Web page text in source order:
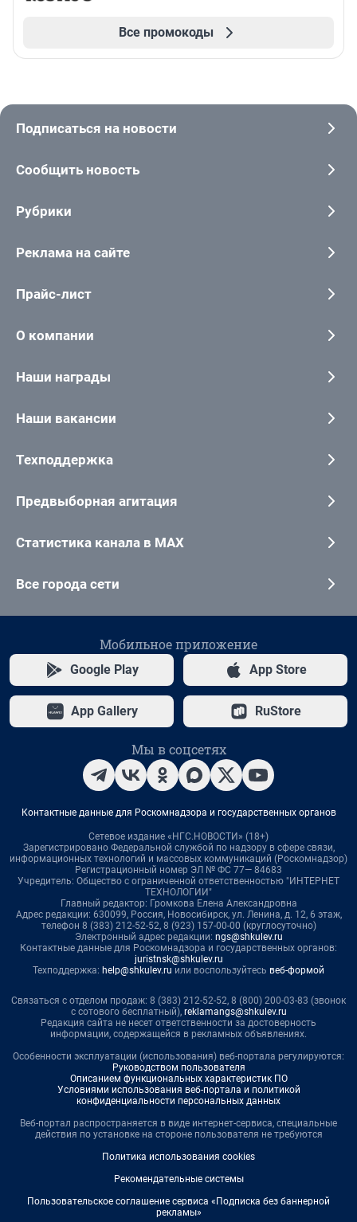
Все промокоды
Подписаться на новости
Сообщить новость
Рубрики
Реклама на сайте
Прайс-лист
О компании
Наши награды
Наши вакансии
Техподдержка
Предвыборная агитация
Статистика канала в MAX
Все города сети
Мобильное приложение
Google Play App Store
App Gallery RuStore
Мы в соцсетях
Контактные данные для Роскомнадзора и государственных органов
Сетевое издание «НГС.НОВОСТИ» (18+)
Зарегистрировано Федеральной службой по надзору в сфере связи,
информационных технологий и массовых коммуникаций (Роскомнадзор)
Регистрационный номер ЭЛ № ФС 77— 84683
Учредитель: Общество с ограниченной ответственностью "ИНТЕРНЕТ
ТЕХНОЛОГИИ"
Главный редактор: Громкова Елена Александровна
Адрес редакции: 630099, Россия, Новосибирск, ул. Ленина, д. 12, 6 этаж,
телефон 8 (383) 212-52-52, 8 (923) 157-00-00 (круглосуточно)
Электронный адрес редакции: ngs@shkulev.ru
Контактные данные для Роскомнадзора и государственных органов:
juristnsk@shkulev.ru
Техподдержка: help@shkulev.ru или воспользуйтесь веб-формой
Связаться с отделом продаж: 8 (383) 212-52-52, 8 (800) 200-03-83 (звонок
с сотового бесплатный), reklamangs@shkulev.ru
Редакция сайта не несет ответственности за достоверность
информации, содержащейся в рекламных объявлениях.
Особенности эксплуатации (использования) веб-портала регулируются:
Руководством пользователя
Описанием функциональных характеристик ПО
Условиями использования веб-портала и политикой
конфиденциальности персональных данных
Веб-портал распространяется в виде интернет-сервиса, специальные
действия по установке на стороне пользователя не требуются
Политика использования cookies
Рекомендательные системы
Пользовательское соглашение сервиса «Подписка без баннерной
рекламы»